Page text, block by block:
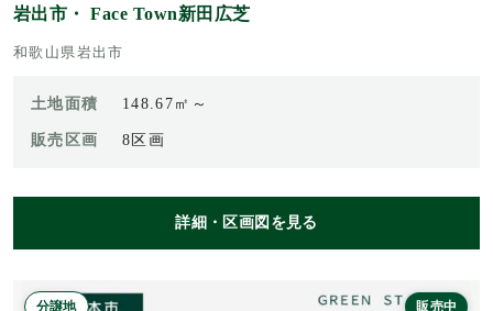
岩出市・ Face Town新田広芝
和歌山県岩出市
土地面積 148.67㎡～
販売区画 8区画
詳細・区画図を見る
分譲地 販売中